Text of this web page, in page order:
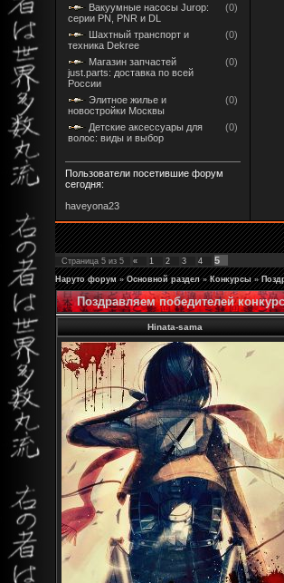
Вакуумные насосы Jurop:
серии PN, PNR и DL
(0)
Шахтный транспорт и
техника Dekree
(0)
Магазин запчастей
just.parts: доставка по всей
России
(0)
Элитное жилье и
новостройки Москвы
(0)
Детские аксессуары для
волос: виды и выбор
(0)
Пользователи посетившие форум
сегодня:
haveyona23
Страница 5 из 5 « 1 2 3 4 5
Наруто форум » Основной раздел » Конкурсы »
Поздравляем победителей
Hinata-sama